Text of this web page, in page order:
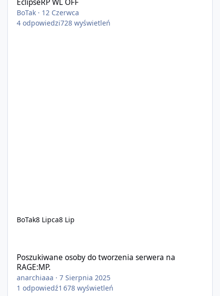
EclipseRP WL OFF
BoTak · 12 Czerwca
4 odpowiedzi728 wyświetleń
BoTak8 Lipca8 Lip
Poszukiwane osoby do tworzenia serwera na
RAGE:MP.
anarchiaaa ·7 Sierpnia 2025
1 odpowiedź1 678 wyświetleń